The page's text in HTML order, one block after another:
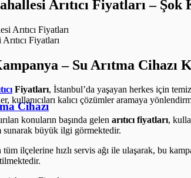
Cihazı
Arıtıcı Fiyatları –
Fiyatları
– Su Arıtma
Fiyatları, İstanbul’da yaşayan herkes için
kullanıcıları kalıcı çözümler aramaya
konuların başında gelen arıtıcı fiyatları,
büyük ilgi görmektedir.
tüm ilçelerine hızlı servis ağı ile ulaşarak, bu